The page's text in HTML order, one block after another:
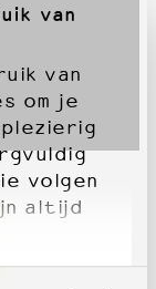
van
van
om je
volgen
altijd